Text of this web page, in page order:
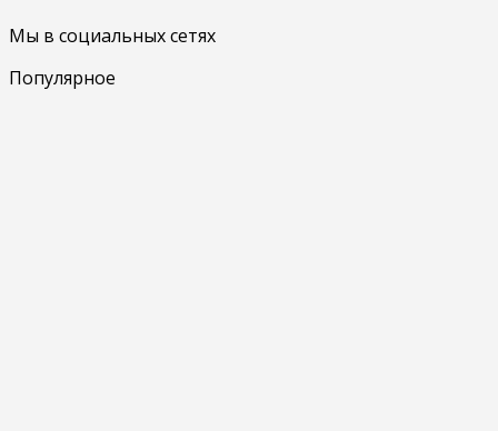
Мы в социальных сетях
Популярное